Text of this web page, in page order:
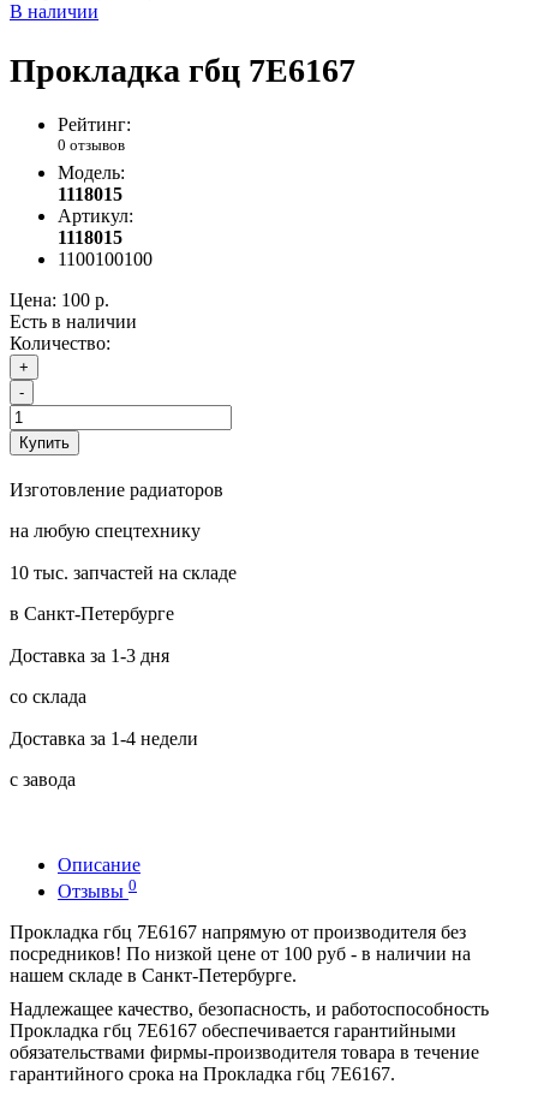
В наличии
Прокладка гбц 7E6167
Рейтинг:
0 отзывов
Модель:
1118015
Артикул:
1118015
1100100100
Цена: 100 р.
Есть в наличии
Количество:
+
-
Купить
Изготовление радиаторов
на любую спецтехнику
10 тыс. запчастей на складе
в Санкт-Петербурге
Доставка за 1-3 дня
со склада
Доставка за 1-4 недели
с завода
Описание
Отзывы 0
Прокладка гбц 7E6167 напрямую от производителя без
посредников! По низкой цене от 100 руб - в наличии на
нашем складе в Санкт-Петербурге.
Надлежащее качество, безопасность, и работоспособность
Прокладка гбц 7E6167 обеспечивается гарантийными
обязательствами фирмы-производителя товара в течение
гарантийного срока на Прокладка гбц 7E6167.